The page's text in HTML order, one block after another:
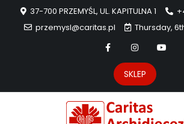
37-700 PRZEMYŚL, UL. KAPITULNA 1
przemysl@caritas.pl
Thursday,
SKLEP